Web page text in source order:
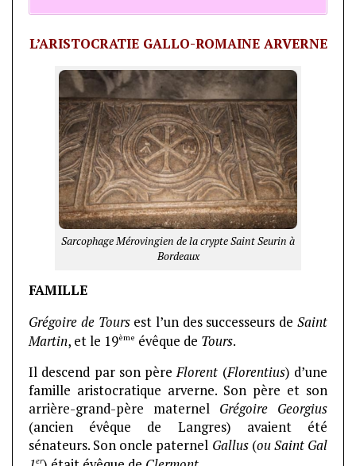
L’ARISTOCRATIE GALLO-ROMAINE ARVERNE
Sarcophage Mérovingien de la crypte Saint Seurin à
Bordeaux
FAMILLE
Grégoire de Toursest l’un des successeurs de Saint
Martin, et le 19ème évêque de Tours.
Il descend par son pèreFlorent (Florentius) d’une
famille aristocratique arverne. Son père et son
arrière-grand-père maternel Grégoire Georgius
(ancien évêque de Langres) avaient été
sénateurs. Son oncle paternel Gallus(ou Saint Gal
er